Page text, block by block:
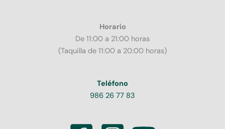
Horario
De 11:00 a 21:00 horas
(Taquilla de 11:00 a 20:00 horas)
Teléfono
986 26 77 83